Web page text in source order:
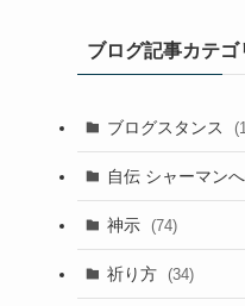
ア
ー
イ
ブ
ブログ記事カテゴ
ブログスタンス
自伝 シャーマン
神示 (74)
祈り方 (34)